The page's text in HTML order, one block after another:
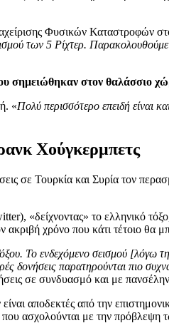
Φυσικών Καταστροφών
των 5 Ρίχτερ.
σημειώθηκαν στον θαλάσσιο
«Πολύ περισσότερο επειδή είναι
Χούγκερμπετς
σε Τουρκία και Συρία τον
το ελληνικό τόξο,
χρόνο που κάτι τέτοιο θα
Το ενδεχόμενο σεισμού [λόγω
δονήσεις παρατηρούνται πιο
σε συνδυασμό και με
αποδεκτές από την
που ασχολούνται με την πρόβλεψη